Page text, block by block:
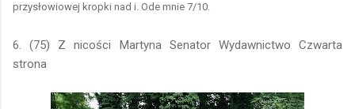
przysłowiowej kropki nad i. Ode mnie 7/10.
6. (75) Z nicości Martyna Senator Wydawnictwo Czwarta
strona